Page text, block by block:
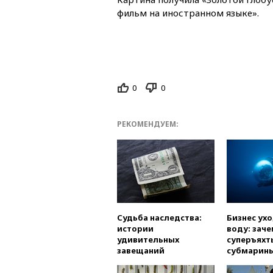
фильм на иностранном языке».
0 0
РЕКОМЕНДУЕМ:
Судьба наследства:
истории
удивительных
завещаний
Бизнес
воду: